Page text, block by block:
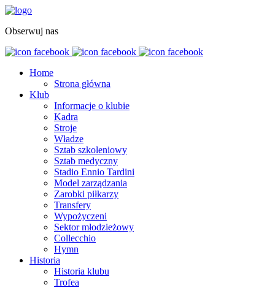
Obserwuj nas
Home
Strona główna
Klub
Informacje o klubie
Kadra
Stroje
Władze
Sztab szkoleniowy
Sztab medyczny
Stadio Ennio Tardini
Model zarządzania
Zarobki piłkarzy
Transfery
Wypożyczeni
Sektor młodzieżowy
Collecchio
Hymn
Historia
Historia klubu
Trofea